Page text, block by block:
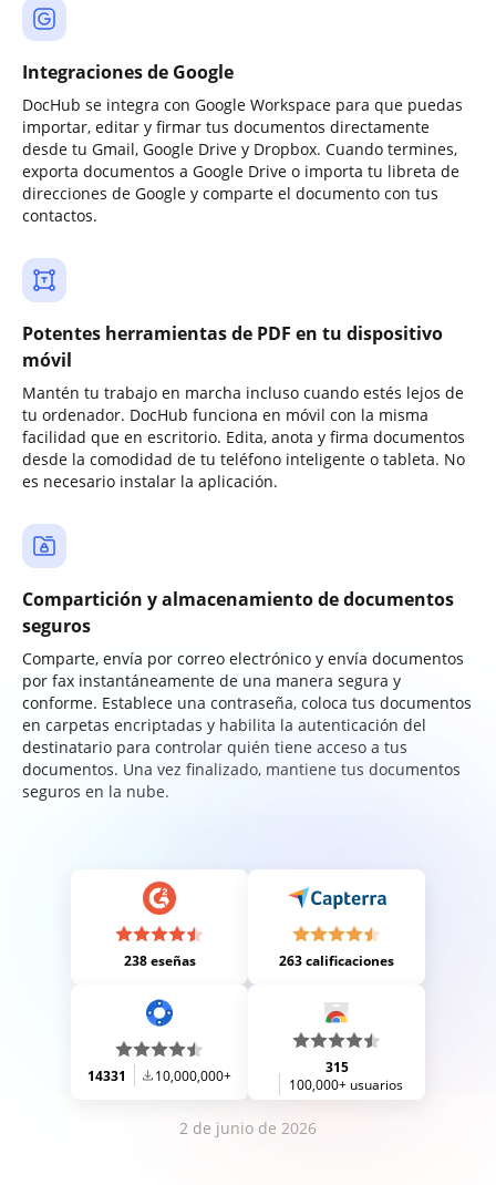
Integraciones de Google
DocHub se integra con Google Workspace para que puedas
importar, editar y firmar tus documentos directamente
desde tu Gmail, Google Drive y Dropbox. Cuando termines,
exporta documentos a Google Drive o importa tu libreta de
direcciones de Google y comparte el documento con tus
contactos.
Potentes herramientas de PDF en tu dispositivo
móvil
Mantén tu trabajo en marcha incluso cuando estés lejos de
tu ordenador. DocHub funciona en móvil con la misma
facilidad que en escritorio. Edita, anota y firma documentos
desde la comodidad de tu teléfono inteligente o tableta. No
es necesario instalar la aplicación.
Compartición y almacenamiento de documentos
seguros
Comparte, envía por correo electrónico y envía documentos
por fax instantáneamente de una manera segura y
conforme. Establece una contraseña, coloca tus documentos
en carpetas encriptadas y habilita la autenticación del
destinatario para controlar quién tiene acceso a tus
documentos. Una vez finalizado, mantiene tus documentos
seguros en la nube.
238 eseñas 263 calificaciones
14331 10,000,000+
315
100,000+ usuarios
2 de junio de 2026